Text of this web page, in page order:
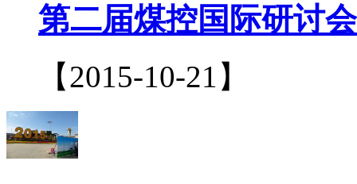
第二届煤控国际研讨会
【2015-10-21】